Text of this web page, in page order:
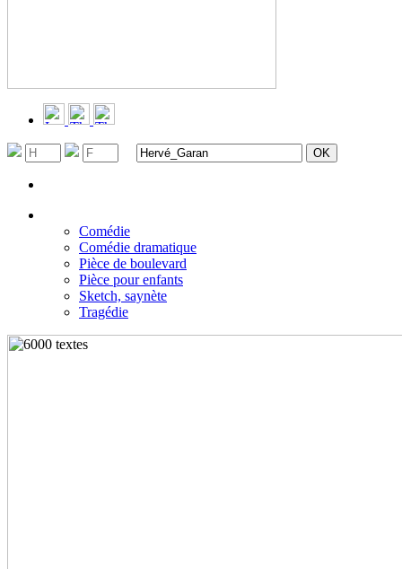
Comédie
Comédie dramatique
Pièce de boulevard
Pièce pour enfants
Sketch, saynète
Tragédie